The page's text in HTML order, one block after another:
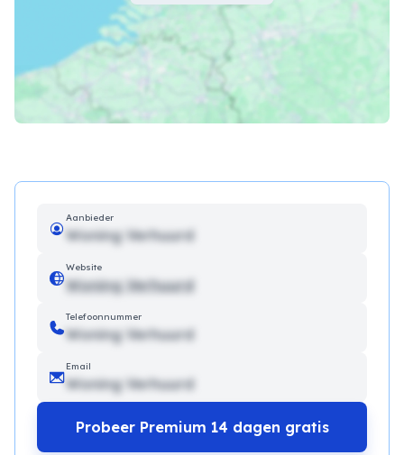
Aanbieder
Woning Verhuurd
Website
Woning Verhuurd
Telefoonnummer
Woning Verhuurd
Email
Woning Verhuurd
Probeer Premium 14 dagen gratis